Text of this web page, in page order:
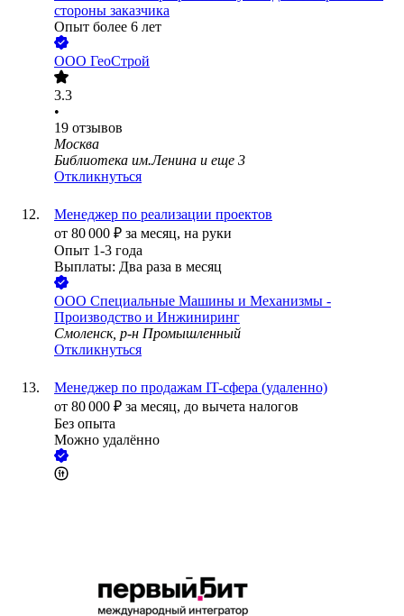
стороны заказчика
Опыт более 6 лет
ООО ГеоСтрой
3.3
•
19 отзывов
Москва
Библиотека им.Ленина и еще 3
Откликнуться
Менеджер по реализации проектов
от 80 000 ₽ за месяц, на руки
Опыт 1-3 года
Выплаты: Два раза в месяц
ООО Специальные Машины и Механизмы -
Производство и Инжиниринг
Смоленск, р-н Промышленный
Откликнуться
Менеджер по продажам IT-сфера (удаленно)
от 80 000 ₽ за месяц, до вычета налогов
Без опыта
Можно удалённо